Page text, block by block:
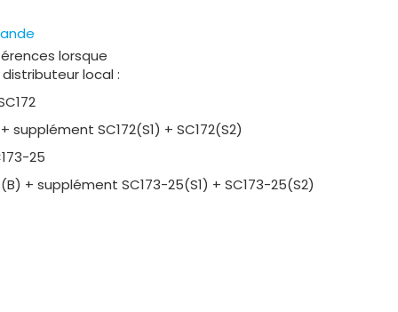
lorsque
local :
supplément SC172(S1) + SC172(S2)
25
+ supplément SC173-25(S1) + SC173-25(S2)